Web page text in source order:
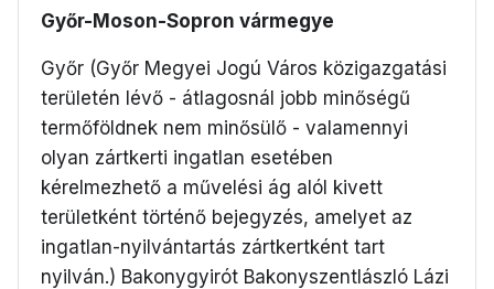
Győr-Moson-Sopron vármegye
Győr (Győr Megyei Jogú Város közigazgatási
területén lévő - átlagosnál jobb minőségű
termőföldnek nem minősülő - valamennyi
olyan zártkerti ingatlan esetében
kérelmezhető a művelési ág alól kivett
területként történő bejegyzés, amelyet az
ingatlan-nyilvántartás zártkertként tart
nyilván.) Bakonygyirót Bakonyszentlászló Lázi